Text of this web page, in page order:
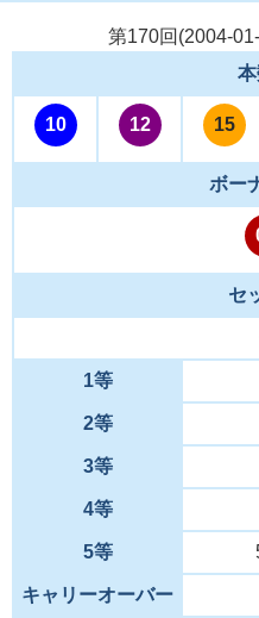
第170回(2004-
10 12 15
ボー
セ
1等
2等
3等
4等
5等
キャリーオーバー